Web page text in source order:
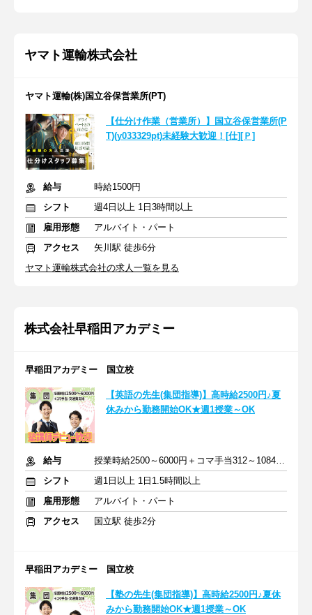
ヤマト運輸株式会社
ヤマト運輸(株)国立谷保営業所(PT)
【仕分け作業（営業所）】国立谷保営業所(P
T)(y033329pt)未経験大歓迎！[仕][Ｐ]
給与
時給1500円
シフト
週4日以上 1日3時間以上
雇用形態
アルバイト・パート
アクセス
矢川駅 徒歩6分
ヤマト運輸株式会社の求人一覧を見る
株式会社早稲田アカデミー
早稲田アカデミー 国立校
【英語の先生(集団指導)】高時給2500円♪夏
休みから勤務開始OK★週1授業～OK
給与
授業時給2500～6000円＋コマ手当312～1084円＋交通費支給
シフト
週1日以上 1日1.5時間以上
雇用形態
アルバイト・パート
アクセス
国立駅 徒歩2分
早稲田アカデミー 国立校
【塾の先生(集団指導)】高時給2500円♪夏休
みから勤務開始OK★週1授業～OK